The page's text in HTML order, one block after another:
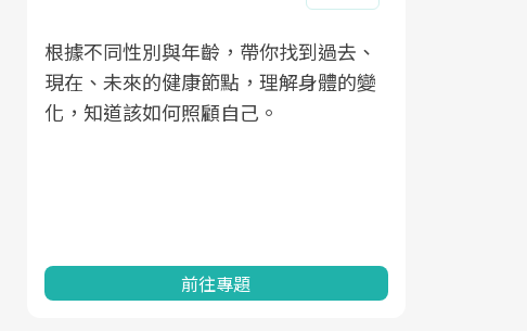
根據不同性別與年齡，帶你找到過去、
現在、未來的健康節點，理解身體的變
化，知道該如何照顧自己。
前往專題